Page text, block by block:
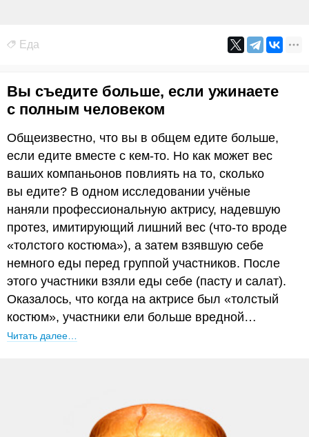
Еда
Вы съедите больше, если ужинаете
с полным человеком
Общеизвестно, что вы в общем едите больше,
если едите вместе с кем-то. Но как может вес
ваших компаньонов повлиять на то, сколько
вы едите? В одном исследовании учёные
наняли профессиональную актрису, надевшую
протез, имитирующий лишний вес (что-то вроде
«толстого костюма»), а затем взявшую себе
немного еды перед группой участников. После
этого участники взяли еды себе (пасту и салат).
Оказалось, что когда на актрисе был «толстый
костюм», участники ели больше вредной…
Читать далее…